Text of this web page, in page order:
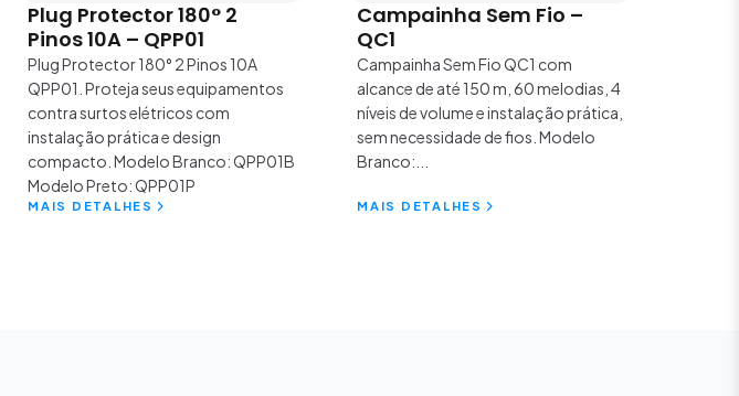
Plug Protector 180° 2
Pinos 10A – QPP01
Plug Protector 180° 2 Pinos 10A
QPP01. Proteja seus equipamentos
contra surtos elétricos com
instalação prática e design
compacto. Modelo Branco: QPP01B
Modelo Preto: QPP01P
MAIS DETALHES
Campainha Sem Fio –
QC1
Campainha Sem Fio QC1 com
alcance de até 150 m, 60 melodias, 4
níveis de volume e instalação prática,
sem necessidade de fios. Modelo
Branco:...
MAIS DETALHES